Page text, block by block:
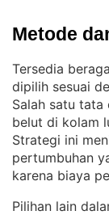
Metode
Tersedia
dipilih sesuai
Salah satu
belut di kolam
Strategi ini
pertumbuhan
karena biaya
Pilihan lain